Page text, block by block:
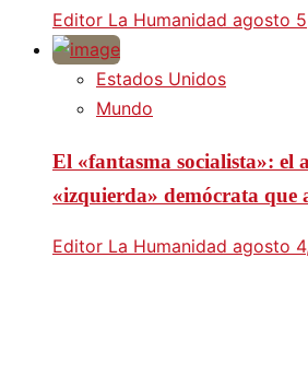
Editor La Humanidad agosto
Estados Unidos
Mundo
El «fantasma socialista»: el
«izquierda» demócrata
Editor La Humanidad agosto